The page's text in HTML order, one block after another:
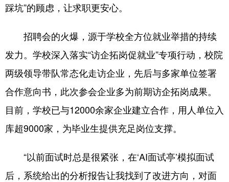
多语种频道
English Español Français عربى
Русский язык 日本語 한국어
Deutsch Português
踩坑”的顾虑，让求职更安心。
招聘会的火爆，源于学校全方位就业举措的持续
发力。学校深入落实“访企拓岗促就业”专项行动，校院
两级领导带队常态化走访企业，先后与多家单位签署
合作意向书，此次参会企业多为前期访企拓岗成果。
目前，学校已与12000余家企业建立合作，用人单位入
库超9000家，为毕业生提供充足岗位支撑。
“以前面试时总是很紧张，在‘AI面试亭’模拟面试
后，系统给出的分析报告让我找到了改进方向，对面